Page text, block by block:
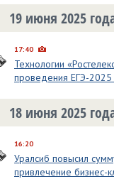
19 июня 2025
17:40
Технологии
проведения ЕГЭ-2025
18 июня 2025
16:20
Уралсиб повысил
привлечение бизнес-